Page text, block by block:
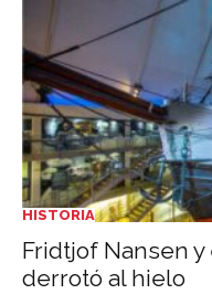
HISTORIA
Fridtjof Nansen
derrotó al hielo